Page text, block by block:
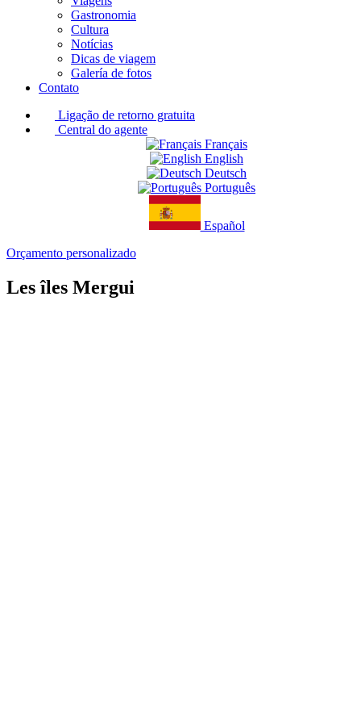
Gastronomia
Cultura
Notícias
Dicas de viagem
Galería de fotos
Contato
Ligação de retorno gratuita
Central do agente
Français
English
Deutsch
Português
Español
Orçamento personalizado
Les îles Mergui